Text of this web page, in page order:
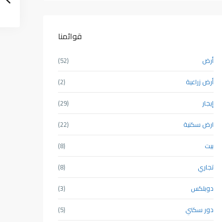
قوائمنا
أرض
(52)
أرض زراعية
(2)
إيجار
(29)
ارض سكنية
(22)
بيت
(8)
تجاري
(8)
دوبلكس
(3)
دور سكني
(5)